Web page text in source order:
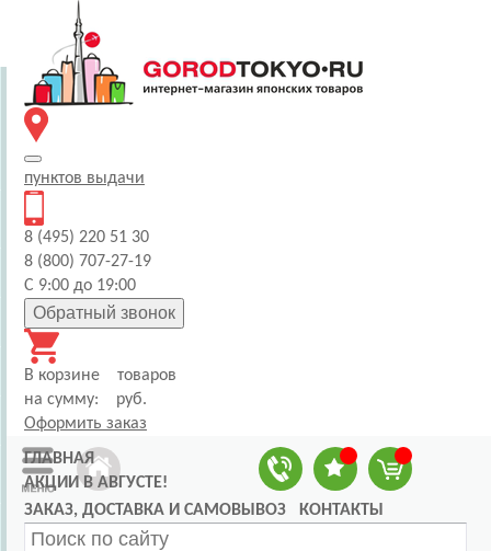
пунктов выдачи
8 (495) 220 51 30
8 (800) 707-27-19
С 9:00 до 19:00
Обратный звонок
В корзине
товаров
на сумму:
руб.
Оформить заказ
ГЛАВНАЯ
АКЦИИ В АВГУСТЕ!
ЗАКАЗ, ДОСТАВКА И САМОВЫВОЗ
КОНТАКТЫ